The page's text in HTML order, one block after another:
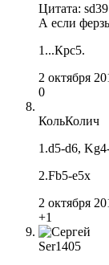
Цитата: sd39
А если
1...Крс5.
2 октября
0
КольКолич
1.d5-d6,
2.Fb5-e5x
2 октября
+1
Ser1405